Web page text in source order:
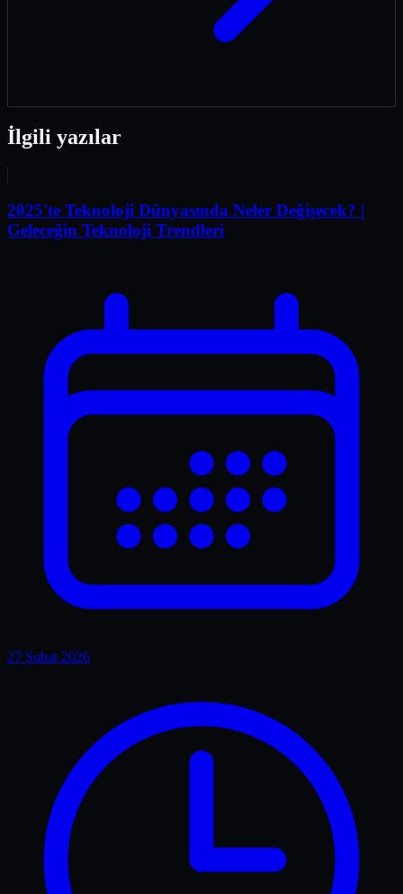
İlgili yazılar
2025'te Teknoloji Dünyasında Neler Değişecek? |
Geleceğin Teknoloji Trendleri
27 Şubat 2026